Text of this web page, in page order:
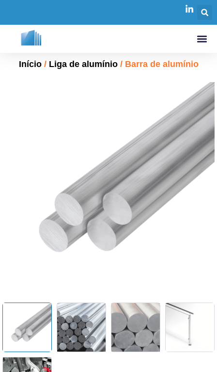
Início/ Liga de alumínio/ Barra de alumínio